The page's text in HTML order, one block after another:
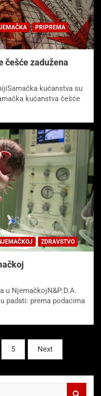
PRIPREMA
češće zadužena
kućanstva su
kućanstva češće
ZDRAVSTVO
u NjemačkojN&P:D.A.
padati: prema podacima
5 Next